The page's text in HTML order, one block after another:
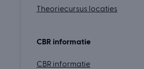
Theoriecursus locaties
CBR informatie
CBR informatie